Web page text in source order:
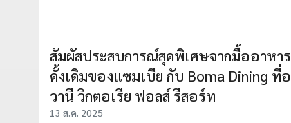
สัมผัสประสบการณ์สุดพิเศษจากมื้ออาหาร
ดั้งเดิมของแซมเบีย กับ Boma Dining ที่อ
วานี วิกตอเรีย ฟอลส์ รีสอร์ท
13 ส.ค. 2025